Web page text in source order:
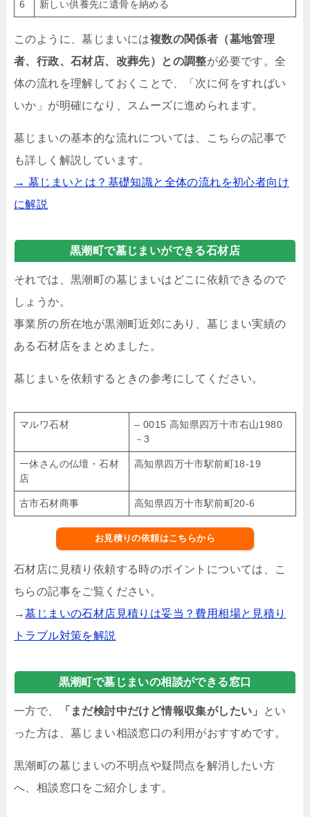
6 新しい供養先に遺骨を納める
このように、墓じまいには複数の関係者（墓地管理
者、行政、石材店、改葬先）との調整が必要です。全
体の流れを理解しておくことで、「次に何をすればい
いか」が明確になり、スムーズに進められます。
墓じまいの基本的な流れについては、こちらの記事で
も詳しく解説しています。
→ 墓じまいとは？基礎知識と全体の流れを初心者向け
に解説
黒潮町で墓じまいができる石材店
それでは、黒潮町の墓じまいはどこに依頼できるので
しょうか。
事業所の所在地が黒潮町近郊にあり、墓じまい実績の
ある石材店をまとめました。
墓じまいを依頼するときの参考にしてください。
マルワ石材
– 0015 高知県四万十市右山1980
－3
一休さんの仏壇・石材
店
高知県四万十市駅前町18-19
古市石材商事 高知県四万十市駅前町20-6
お見積りの依頼はこちらから
石材店に見積り依頼する時のポイントについては、こ
ちらの記事をご覧ください。
→墓じまいの石材店見積りは妥当？費用相場と見積り
トラブル対策を解説
黒潮町で墓じまいの相談ができる窓口
一方で、 「まだ検討中だけど情報収集がしたい」
とい
った方は、墓じまい相談窓口の利用がおすすめです。
黒潮町の墓じまいの不明点や疑問点を解消したい方
へ、相談窓口をご紹介します。